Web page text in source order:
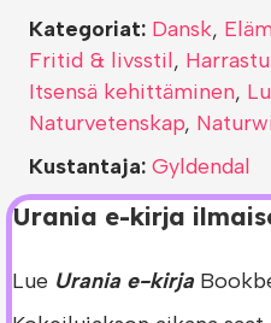
Urania e-kirja
Lue Urania e-kirja
Kategoriat: Dansk,
Fritid & livsstil,
Itsensä kehittäminen,
Naturvetenskap,
Kustantaja: Gyldendal